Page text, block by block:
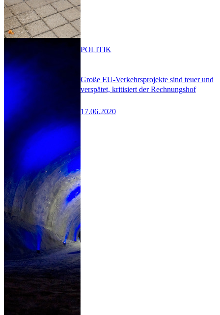
Große EU-Verkehrsprojekte sind teuer und
verspätet, kritisiert der Rechnungshof
17.06.2020
POLITIK